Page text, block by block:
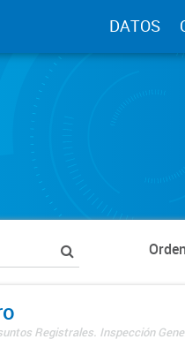
DATOS
Registrales. Inspección